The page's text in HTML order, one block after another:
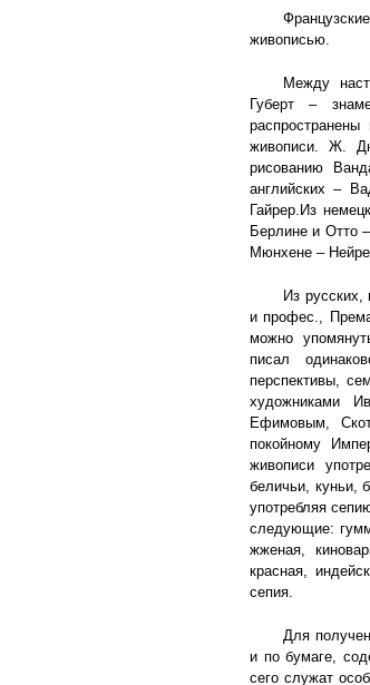
живописью.
Между
Губерт –
живописи. Ж.
рисованию
английских –
Гайрер.Из
Берлине и Отто
Мюнхене –
Из
и профес.,
можно
писал
перспективы,
художниками
Ефимовым,
покойному
живописи
беличьи, куньи,
употребляя
следующие:
жженая,
красная,
сепия.
Для
и по бумаге,
сего служат